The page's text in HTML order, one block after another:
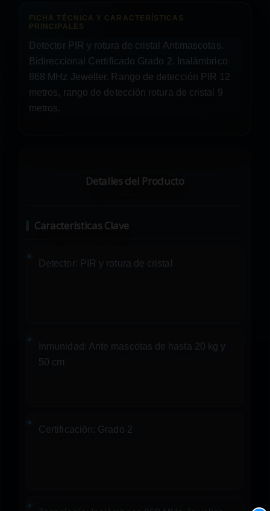
Detector PIR y rotura de cristal Antimascotas.
Bidireccional Certificado Grado 2. Inalámbrico
868 MHz Jeweller. Rango de detección PIR 12
metros, rango de detección rotura de cristal 9
metros.
Detalles del Producto
Características Clave
Detector: PIR y rotura de cristal
Inmunidad: Ante mascotas de hasta 20 kg y
50 cm
Certificación: Grado 2